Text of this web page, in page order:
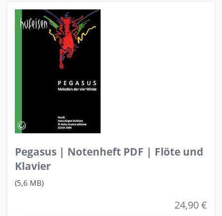
Pegasus | Notenheft PDF | Flöte und
Klavier
(5,6 MB)
24,90 €